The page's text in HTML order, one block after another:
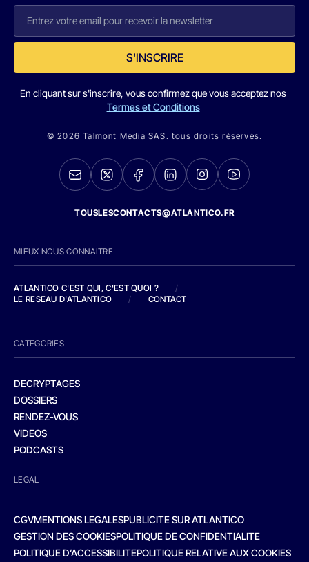
S'INSCRIRE
En cliquant sur s'inscrire, vous confirmez que vous acceptez nos
Termes et Conditions
© 2026 Talmont Media SAS. tous droits réservés.
TOUSLESCONTACTS@ATLANTICO.FR
MIEUX NOUS CONNAITRE
ATLANTICO C'EST QUI, C'EST QUOI ?
/
LE RESEAU D'ATLANTICO
/ CONTACT
CATEGORIES
DECRYPTAGES
DOSSIERS
RENDEZ-VOUS
VIDEOS
PODCASTS
LEGAL
CGVMENTIONS LEGALESPUBLICITE SUR ATLANTICO
GESTION DES COOKIESPOLITIQUE DE CONFIDENTIALITE
POLITIQUE D’ACCESSIBILITEPOLITIQUE RELATIVE AUX COOKIES